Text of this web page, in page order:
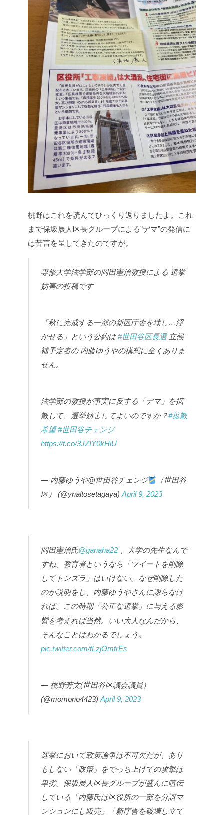
桃野はこれを読んでひっくり返りましたよ。これ
まで保坂展人区長グループによる”デマ”の発信に
は苦言を呈してきたのですが。
専修大学法学部の岡田憲治教授による 選挙
妨害の投稿です
「秋に完成する一部の新区庁舎を壊し…浮
かせる」という公約は#世田谷区長選立候
補予定者の内藤ゆうやの構想に全くありま
せん。
法学部の教授が事実に反する「デマ」を拡
散して、選挙妨害してよいのですか？#拡散
希望 #世田谷チェンジ
https://t.co/3JZIY0kHiU
— 内藤ゆうや@世田谷チェンジ
（世田谷
区） (@ynaitosetagaya)April 9, 2023
岡田憲治氏@ganaha22 、大学の先生なんで
すね。教育者というなら「ツイートを削除
してトンズラ」はいけない。なぜ削除した
のか説明をし、内藤ゆうやさんに謝らなけ
れば。この時期「公正な選挙」に与える影
響を考えれば当然。いい大人なんだから、
そんなことはわかるでしょう。
pic.twitter.com/tLzjOmtrEs
— 桃野芳文(世田谷区議会議員）
(@momono4423)April 9, 2023
選挙において政策論争は不可欠だが、あり
もしない「政策」をでっち上げての攻撃は
卑劣。保坂展人区長グループが盛んに喧伝
している「内藤氏は区役所の一部を分譲マ
ンションにし販売」「新庁舎を破壊し立て